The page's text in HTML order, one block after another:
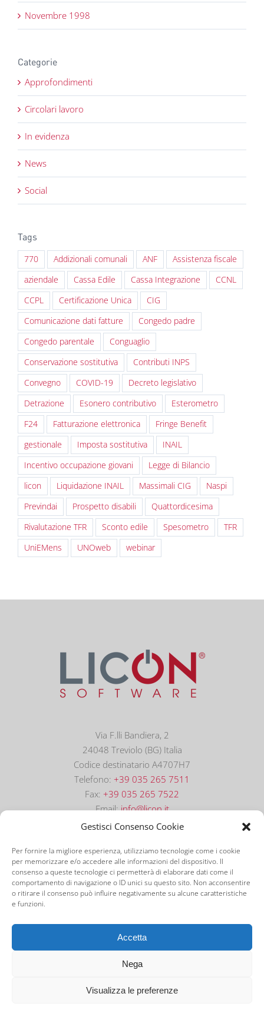
Gestisci Consenso Cookie
Per fornire la migliore esperienza, utilizziamo tecnologie come i cookie
per memorizzare e/o accedere alle informazioni del dispositivo. Il
consenso a queste tecnologie ci permetterà di elaborare dati come il
comportamento di navigazione o ID unici su questo sito. Non acconsentire
o ritirare il consenso può influire negativamente su alcune caratteristiche
e funzioni.
Accetta
Nega
Visualizza le preferenze
Novembre 1998
Categorie
Approfondimenti
Circolari lavoro
In evidenza
News
Social
Tags
770 Addizionali comunali ANF
Assistenza fiscale
aziendale
Cassa Edile Cassa Integrazione
CCNL
CCPL
Certificazione Unica
CIG
Comunicazione dati fatture
Congedo padre
Congedo parentale
Conguaglio
Conservazione sostitutiva
Contributi INPS
Convegno
COVID-19
Decreto legislativo
Detrazione
Esonero contributivo
Esterometro
F24
Fatturazione elettronica
Fringe Benefit
gestionale
Imposta sostitutiva
INAIL
Incentivo occupazione giovani
Legge di Bilancio
licon
Liquidazione INAIL Massimali CIG
Naspi
Previndai
Prospetto disabili
Quattordicesima
Rivalutazione TFR
Sconto edile Spesometro
TFR
UniEMens
UNOweb webinar
Via F.lli Bandiera, 2
24048 Treviolo (BG) Italia
Codice destinatario A4707H7
Telefono: +39 035 265 7511
Fax: +39 035 265 7522
Email:info@licon.it
©2026 Licon Software S.r.l. | P.IVA: 01906030166 |
Tutti i Diritti Riservati | Powered by
Privacy Policy|Cookie Policy
Instagram